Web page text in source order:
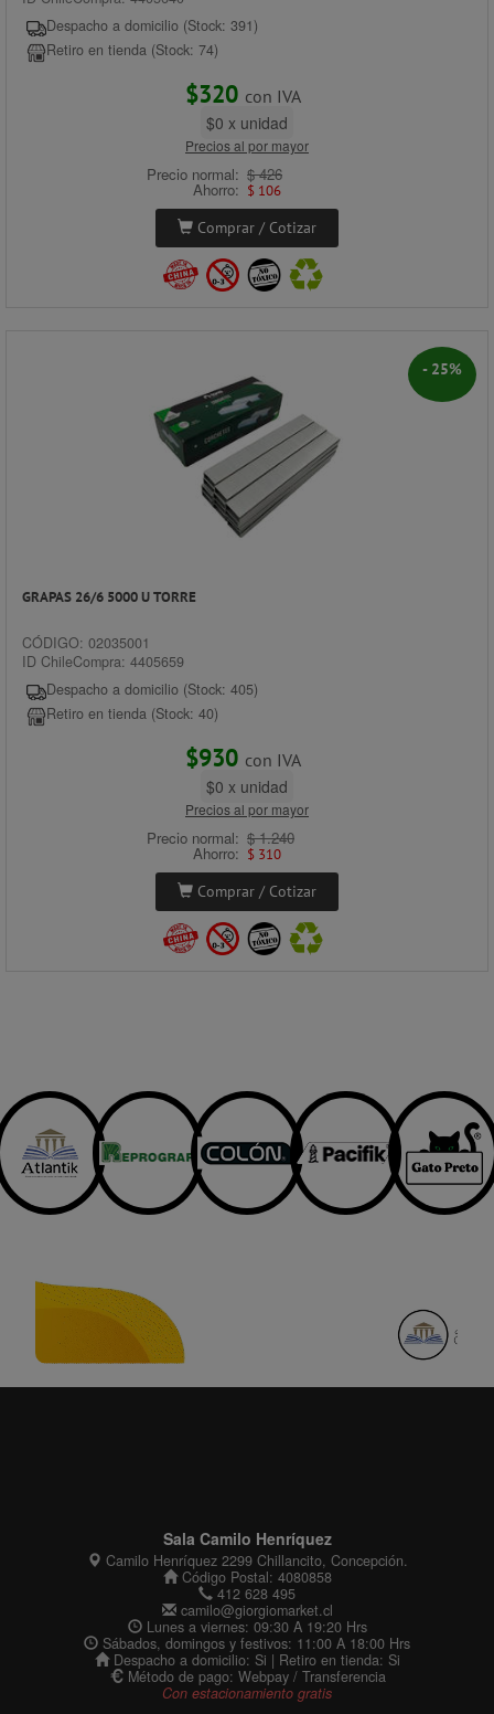
Despacho a domicilio (Stock: 391)
Retiro en tienda (Stock: 74)
$320 con IVA
$0 x unidad
Precios al por mayor
Precio normal: $ 426
Ahorro: $ 106
Comprar / Cotizar
- 25%
GRAPAS 26/6 5000 U TORRE
CÓDIGO: 02035001
ID ChileCompra: 4405659
Despacho a domicilio (Stock: 405)
Retiro en tienda (Stock: 40)
$930 con IVA
$0 x unidad
Precios al por mayor
Precio normal: $ 1.240
Ahorro: $ 310
Comprar / Cotizar
Sala Camilo Henríquez
Camilo Henríquez 2299 Chillancito, Concepción.
Código Postal: 4080858
412 628 495
camilo@giorgiomarket.cl
Lunes a viernes: 09:30 A 19:20 Hrs
Sábados, domingos y festivos: 11:00 A 18:00 Hrs
Despacho a domicilio: Si | Retiro en tienda: Si
Método de pago: Webpay / Transferencia
Con estacionamiento gratis